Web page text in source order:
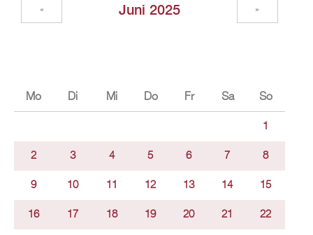
Juni 2025
« »
Mo Di Mi Do Fr Sa So
1
2 3 4 5 6 7 8
9 10 11 12 13 14 15
16 17 18 19 20 21 22